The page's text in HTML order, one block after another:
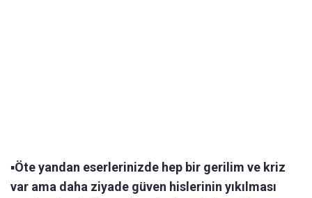
▪️Öte yandan eserlerinizde hep bir gerilim ve kriz
var ama daha ziyade güven hislerinin yıkılması